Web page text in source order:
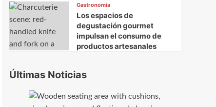
Gastronomía
Los espacios de
degustación gourmet
impulsan el consumo de
productos artesanales
Últimas Noticias